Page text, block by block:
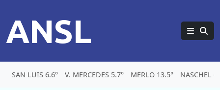
ANSL
SAN LUIS 6.6° V. MERCEDES 5.7° MERLO 13.5° NASCHEL